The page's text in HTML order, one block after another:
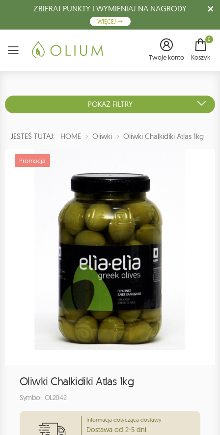
ZBIERAJ PUNKTY I WYMIENIAJ NA NAGRODY
WIĘCEJ
Menu Twoje konto
0
Koszyk
POKAŻ FILTRY
JESTEŚ TUTAJ: HOME Oliwki Oliwki Chalkidiki Atlas 1kg
Promocja
Oliwki Chalkidiki Atlas 1kg
Symbol: OL2042
Informacja dotycząca dostawy
Dostawa od 2-5 dni